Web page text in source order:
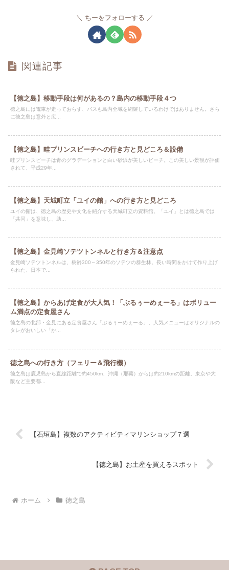
ちーをフォローする
関連記事
【徳之島】移動手段は何があるの？島内の移動手段４つ
徳之島には電車が走っておらず、バスも島内全域を網羅しているわけではありません。さら
に徳之島は意外と広...
【徳之島】畦プリンスビーチへの行き方と見どころ＆設備
畦プリンスビーチは青のグラデーションと白い砂浜が美しいビーチ。この美しい景観が評価
されて、平成29年...
【徳之島】天城町立「ユイの館」への行き方と見どころ
ユイの館は、徳之島の歴史や文化を紹介する天城町立の資料館。「ユイ」とは徳之島では
「共同」を意味し、助...
【徳之島】金見崎ソテツトンネルと行き方＆注意点
金見崎ソテツトンネルは、樹齢300～350年のソテツの群生林。長い時間をかけて作り上げ
られた、日本で...
【徳之島】からあげ定食が大人気！「ぶるぅーめぇーる」はボリュー
ム満点の定食屋さん
徳之島の北部・金見にある定食屋さん「ぶるぅーめぇーる」。人気メニューはオリジナルの
タレがおいしい「か...
徳之島への行き方（フェリー＆飛行機）
徳之島は鹿児島から直線距離で約450km、沖縄（那覇）からは約210kmの距離。東京や大
阪など主要都...
【石垣島】複数のアクティビティマリンショップ７選
【徳之島】お土産を買えるスポット
ホーム 徳之島